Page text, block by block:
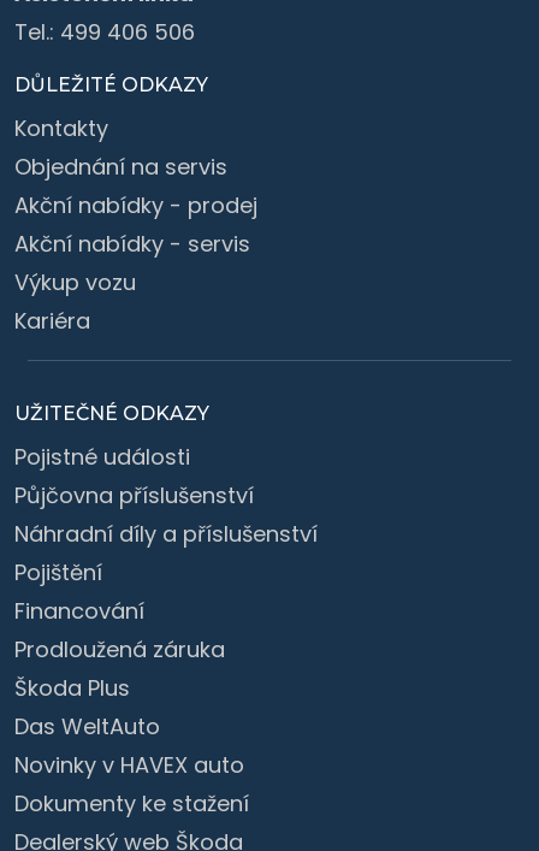
Tel.: 499 406 506
DŮLEŽITÉ ODKAZY
Kontakty
Objednání na servis
Akční nabídky - prodej
Akční nabídky - servis
Výkup vozu
Kariéra
UŽITEČNÉ ODKAZY
Pojistné události
Půjčovna příslušenství
Náhradní díly a příslušenství
Pojištění
Financování
Prodloužená záruka
Škoda Plus
Das WeltAuto
Novinky v HAVEX auto
Dokumenty ke stažení
Dealerský web Škoda